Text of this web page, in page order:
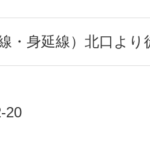
・身延線）北口より
20